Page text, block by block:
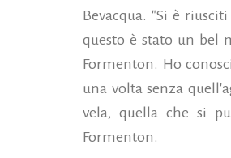
Bevacqua. "Si è
questo è stato un bel
Formenton. Ho
una volta senza
vela, quella che si
Formenton.